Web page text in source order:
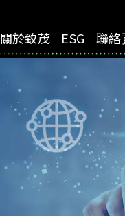
關於致茂 ESG 聯